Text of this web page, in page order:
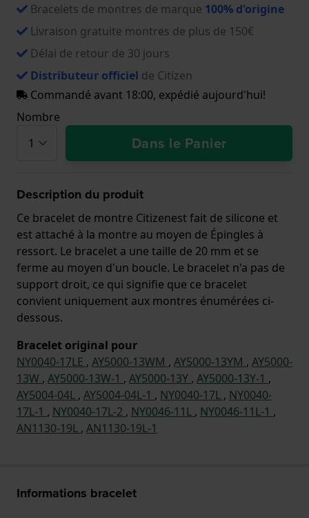
Bracelets de montres de marque 100% d'origine
Livraison gratuite montres de plus de 150€
Délai de retour de 30 jours
Distributeur officiel de Citizen
Commandé avant 18:00, expédié aujourd'hui!
Nombre
Dans le Panier
Description du produit
Ce bracelet de montre Citizenest fait de silicone et
est attaché à la montre au moyen de Épingles à
ressort. Le bracelet a une taille de 20 mm et se
ferme au moyen d'un boucle. Le bracelet n'a pas de
support droit, ce qui signifie que ce bracelet
convient uniquement aux montres énumérées ci-
dessous.
Bracelet original pour
NY0040-17LE , AY5000-13WM , AY5000-13YM , AY5000-
13W , AY5000-13W-1 , AY5000-13Y , AY5000-13Y-1 ,
AY5004-04L , AY5004-04L-1 , NY0040-17L , NY0040-
17L-1 , NY0040-17L-2 , NY0046-11L , NY0046-11L-1 ,
AN1130-19L , AN1130-19L-1
Informations bracelet